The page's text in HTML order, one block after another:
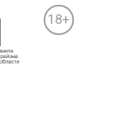
18+